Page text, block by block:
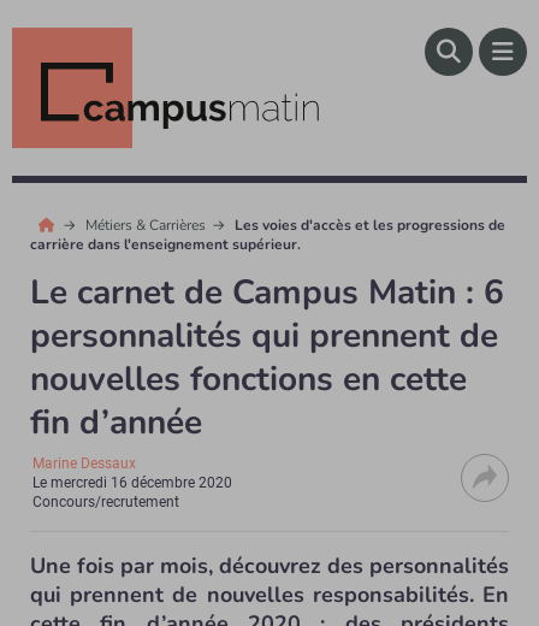
Métiers & Carrières
Les voies d'accès et les progressions de
carrière dans l'enseignement supérieur.
Le carnet de Campus Matin : 6
personnalités qui prennent de
nouvelles fonctions en cette
fin d’année
Marine Dessaux
Lemercredi 16 décembre 2020
Concours/recrutement
Une fois par mois, découvrez des personnalités
qui prennent de nouvelles responsabilités. En